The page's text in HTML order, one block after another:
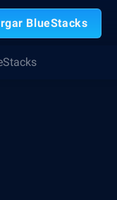
BlueStacks